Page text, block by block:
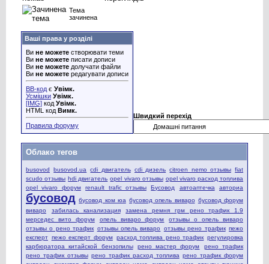
Тема
зачинена
Ваші права у розділі
Ви не можете створювати теми
Ви не можете писати дописи
Ви не можете долучати файли
Ви не можете редагувати дописи
BB-код є Увімк.
Усмішки Увімк.
[IMG] код Увімк.
HTML код Вимк.
Правила форуму
Швидкий перехід
Облако тегов
busovod busovod.ua cdi двигатель cdi дизель citroen nemo отзывы fiat
scudo отзывы hdi двигатель opel vivaro отзывы opel vivaro расход топлива
opel vivaro форум
renault trafic отзывы Бусовод автоаптечка авториа
бусовод бусовод ком юа бусовод опель виваро бусовод форум
виваро
забилась канализация
замена ремня грм рено трафик 1.9
мерседес вито форум
опель виваро форум
отзывы о опель виваро
отзывы о рено трафик отзывы опель виваро отзывы рено трафик пежо
експерт пежо експерт форум расход топлива рено трафик регулировка
карбюратора китайской бензопилы
рено мастер форум
рено трафик
рено трафик отзывы рено трафик расход топлива рено трафик форум